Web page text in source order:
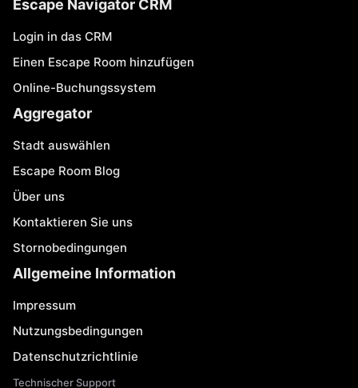
Escape Navigator CRM
Login in das CRM
Einen Escape Room hinzufügen
Online-Buchungssystem
Aggregator
Stadt auswählen
Escape Room Blog
Über uns
Kontaktieren Sie uns
Stornobedingungen
Allgemeine Information
Impressum
Nutzungsbedingungen
Datenschutzrichtlinie
Technischer Support